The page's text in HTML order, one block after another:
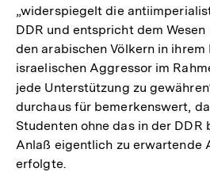
„widerspiegelt die
DDR und entspricht dem
den arabischen Völkern in
israelischen Aggressor im
jede Unterstützung zu
durchaus für bemerkenswert,
Studenten ohne das in der DDR
Anlaß eigentlich zu erwartende
erfolgte.